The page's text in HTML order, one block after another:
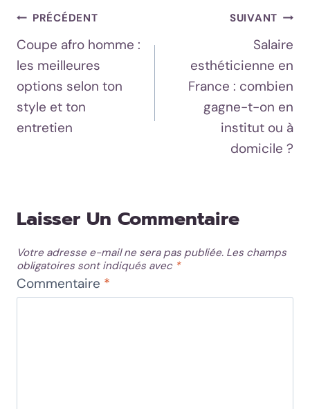
Navigation
De
L’article
PRÉCÉDENT
Coupe afro homme :
les meilleures
options selon ton
style et ton
entretien
SUIVANT
Salaire
esthéticienne en
France : combien
gagne-t-on en
institut ou à
domicile ?
Laisser Un Commentaire
Votre adresse e-mail ne sera pas publiée. Les champs
obligatoires sont indiqués avec *
Commentaire *